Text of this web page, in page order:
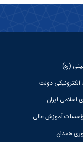
(ره)
الکترونیکی دولت
ایران
آموزش عالی
همدان